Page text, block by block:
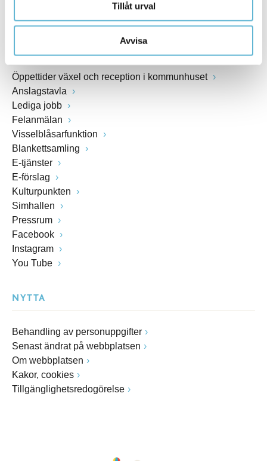
Tillåt urval
Avvisa
Öppettider växel och reception i kommunhuset
Anslagstavla
Lediga jobb
Felanmälan
Visselblåsarfunktion
Blankettsamling
E-tjänster
E-förslag
Kulturpunkten
Simhallen
Pressrum
Facebook
Instagram
You Tube
NYTTA
Behandling av personuppgifter
Senast ändrat på webbplatsen
Om webbplatsen
Kakor, cookies
Tillgänglighetsredogörelse